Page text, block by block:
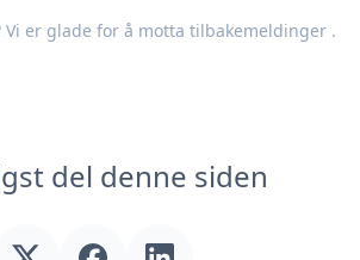
Vi er glade for å motta tilbakemeldinger.
del denne siden